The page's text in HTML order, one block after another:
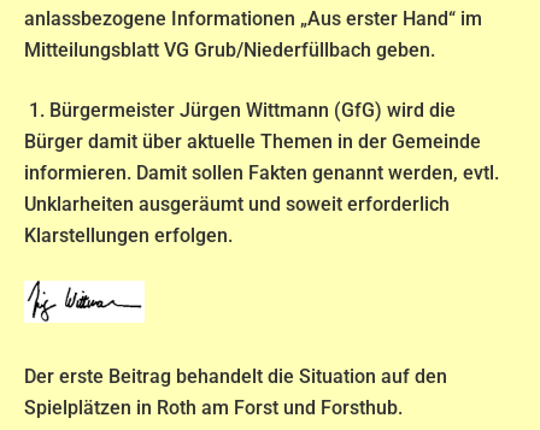
anlassbezogene Informationen „Aus erster Hand“ im
Mitteilungsblatt VG Grub/Niederfüllbach geben.
1. Bürgermeister Jürgen Wittmann (GfG) wird die
Bürger damit über aktuelle Themen in der Gemeinde
informieren. Damit sollen Fakten genannt werden, evtl.
Unklarheiten ausgeräumt und soweit erforderlich
Klarstellungen erfolgen.
Der erste Beitrag behandelt die Situation auf den
Spielplätzen in Roth am Forst und Forsthub.